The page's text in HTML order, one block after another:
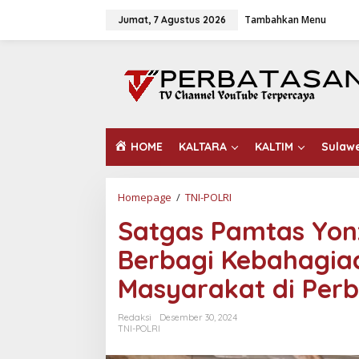
Jumat, 7 Agustus 2026 Tambahkan Menu
HOME KALTARA KALTIM
Homepage / TNI-POLRI
t
g
a
s
P
a
m
Satgas Pamtas
Berbagi
Masyarakat di
Redaksi
Desember 30, 2024
TNI-POLRI